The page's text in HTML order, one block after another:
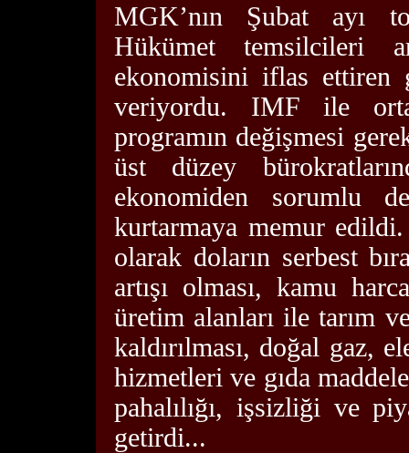
MGK’nın Şubat ayı
Hükümet temsilcileri
ekonomisini iflas ettiren
veriyordu. IMF ile
programın değişmesi
üst düzey
ekonomiden sorumlu
kurtarmaya memur
olarak doların serbest
artışı olması, kamu
üretim alanları ile tarım
kaldırılması, doğal gaz,
hizmetleri ve gıda
pahalılığı, işsizliği ve
getirdi...